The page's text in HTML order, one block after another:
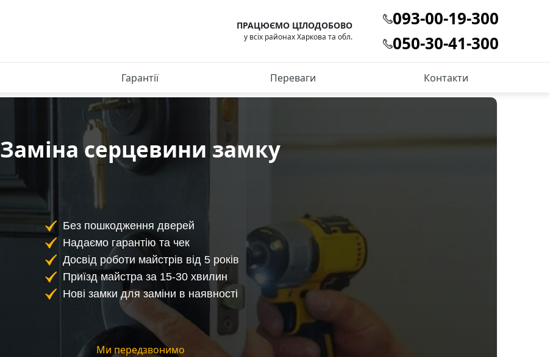
ПРАЦЮЄМО ЦІЛОДОБОВО
у всіх районах Харкова та обл.
093-00-19-300
050-30-41-300
Гарантії Переваги Контакти
Заміна серцевини замку
Без пошкодження дверей
Надаємо гарантію та чек
Досвід роботи майстрів від 5 років
Приїзд майстра за 15-30 хвилин
Нові замки для заміни в наявності
Ми передзвонимо